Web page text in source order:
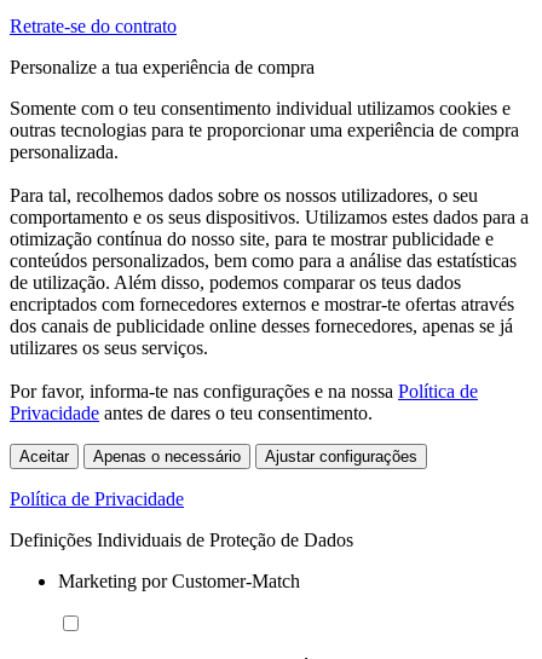
Retrate-se do contrato
Personalize a tua experiência de compra
Somente com o teu consentimento individual utilizamos cookies e
outras tecnologias para te proporcionar uma experiência de compra
personalizada.
Para tal, recolhemos dados sobre os nossos utilizadores, o seu
comportamento e os seus dispositivos. Utilizamos estes dados para a
otimização contínua do nosso site, para te mostrar publicidade e
conteúdos personalizados, bem como para a análise das estatísticas
de utilização. Além disso, podemos comparar os teus dados
encriptados com fornecedores externos e mostrar-te ofertas através
dos canais de publicidade online desses fornecedores, apenas se já
utilizares os seus serviços.
Por favor, informa-te nas configurações e na nossa Política de
Privacidade antes de dares o teu consentimento.
Aceitar Apenas o necessário Ajustar configurações
Política de Privacidade
Definições Individuais de Proteção de Dados
Marketing por Customer-Match